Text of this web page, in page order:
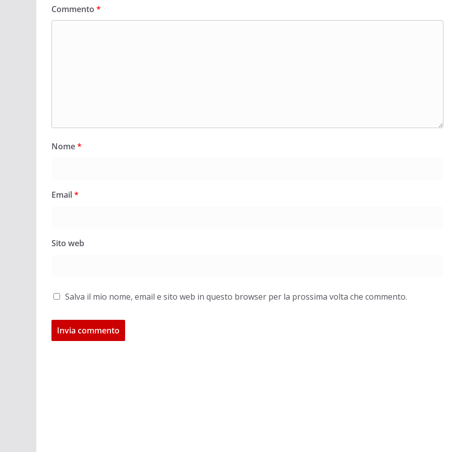
Commento *
Nome*
Email*
Sito web
Salva il mio nome, email e sito web in questo browser per la prossima volta che commento.